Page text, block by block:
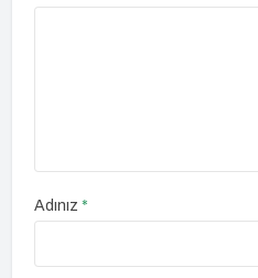
Adınız*